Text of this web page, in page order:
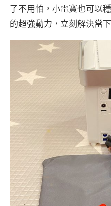
了不用怕，小電寶也可以
的超強動力，立刻解決當